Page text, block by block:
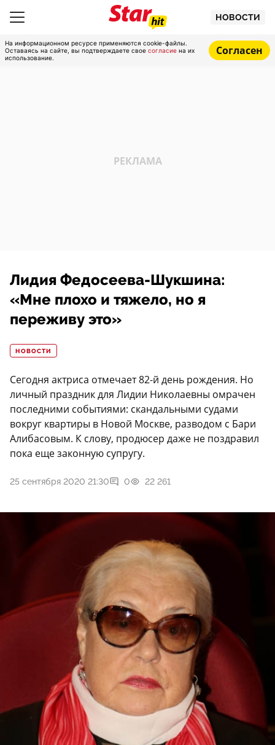
НОВОСТИ
На информационном ресурсе применяются cookie-файлы.
Оставаясь на сайте, вы подтверждаете свое согласие на их
использование.
Согласен
Лидия Федосеева-Шукшина:
«Мне плохо и тяжело, но я
переживу это»
НОВОСТИ
Сегодня актриса отмечает 82-й день рождения. Но
личный праздник для Лидии Николаевны омрачен
последними событиями: скандальными судами
вокруг квартиры в Новой Москве, разводом с Бари
Алибасовым. К слову, продюсер даже не поздравил
пока еще законную супругу.
25 сентября 2020 21:30 0 22 261